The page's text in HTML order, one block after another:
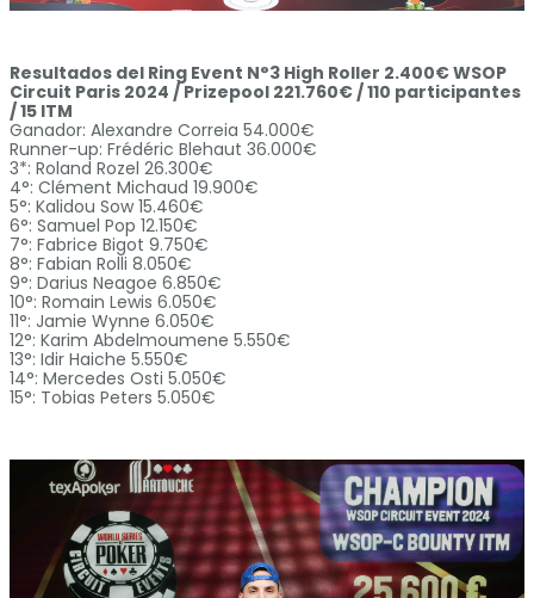
Resultados del Ring Event N°3 High Roller 2.400€ WSOP
Circuit Paris 2024 / Prizepool 221.760€ / 110 participantes
/ 15 ITM
Ganador: Alexandre Correia 54.000€
Runner-up: Frédéric Blehaut 36.000€
3*: Roland Rozel 26.300€
4°: Clément Michaud 19.900€
5°: Kalidou Sow 15.460€
6°: Samuel Pop 12.150€
7°: Fabrice Bigot 9.750€
8°: Fabian Rolli 8.050€
9°: Darius Neagoe 6.850€
10°: Romain Lewis 6.050€
11°: Jamie Wynne 6.050€
12°: Karim Abdelmoumene 5.550€
13°: Idir Haiche 5.550€
14°: Mercedes Osti 5.050€
15°: Tobias Peters 5.050€